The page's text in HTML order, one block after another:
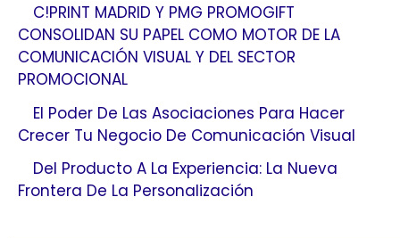
C!PRINT MADRID Y PMG PROMOGIFT
CONSOLIDAN SU PAPEL COMO MOTOR DE LA
COMUNICACIÓN VISUAL Y DEL SECTOR
PROMOCIONAL
El Poder De Las Asociaciones Para Hacer
Crecer Tu Negocio De Comunicación Visual
Del Producto A La Experiencia: La Nueva
Frontera De La Personalización